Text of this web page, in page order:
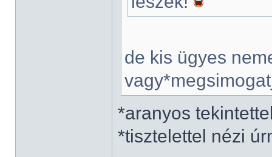
de kis ügyes
*aranyos
*tisztelettel nézi